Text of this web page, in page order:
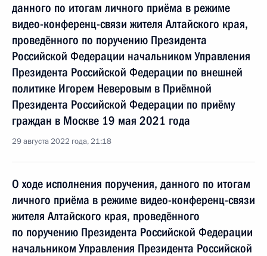
данного по итогам личного приёма в режиме
видео-конференц-связи жителя Алтайского края,
проведённого по поручению Президента
Российской Федерации начальником Управления
Президента Российской Федерации по внешней
политике Игорем Неверовым в Приёмной
Президента Российской Федерации по приёму
граждан в Москве 19 мая 2021 года
29 августа 2022 года, 21:18
О ходе исполнения поручения, данного по итогам
личного приёма в режиме видео-конференц-связи
жителя Алтайского края, проведённого
по поручению Президента Российской Федерации
начальником Управления Президента Российской